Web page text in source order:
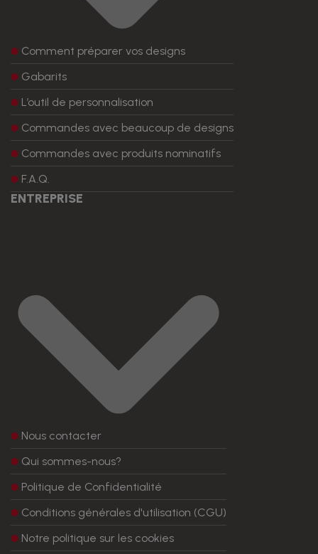
Comment préparer vos designs
Gabarits
L’outil de personnalisation
Commandes avec beaucoup de designs
Commandes avec produits nominatifs
F.A.Q.
ENTREPRISE
Nous contacter
Qui sommes-nous?
Politique de Confidentialité
Conditions générales d'utilisation (CGU)
Notre politique sur les cookies